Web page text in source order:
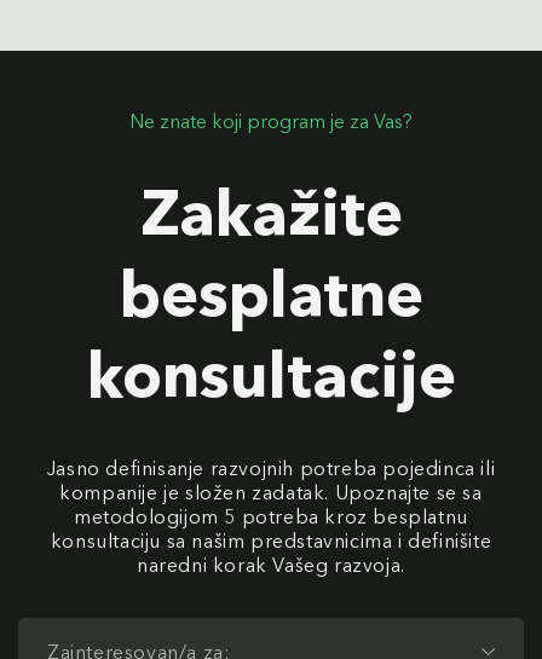
Ne znate koji program je za Vas?
Zakažite
besplatne
konsultacije
Jasno definisanje razvojnih potreba pojedinca ili
kompanije je složen zadatak. Upoznajte se sa
metodologijom 5 potreba kroz besplatnu
konsultaciju sa našim predstavnicima i definišite
naredni korak Vašeg razvoja.
Zainteresovan/a za: